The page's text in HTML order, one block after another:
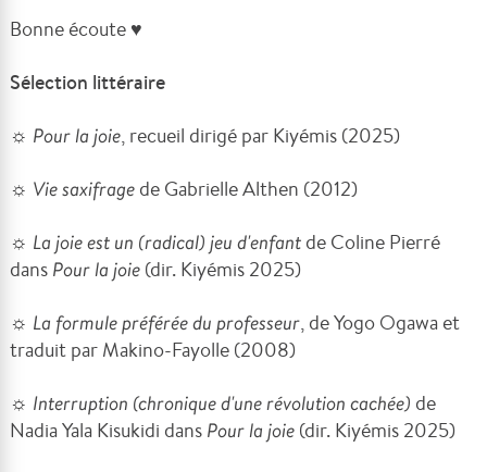
Bonne écoute ♥
Sélection littéraire
☼ Pour la joie, recueil dirigé par Kiyémis (2025)
☼ Vie saxifrage de Gabrielle Althen (2012)
☼ La joie est un (radical) jeu d'enfant de Coline Pierré
dans Pour la joie (dir. Kiyémis 2025)
☼ La formule préférée du professeur, de Yogo Ogawa et
traduit par Makino-Fayolle (2008)
☼ Interruption (chronique d'une révolution cachée) de
Nadia Yala Kisukidi dans Pour la joie (dir. Kiyémis 2025)